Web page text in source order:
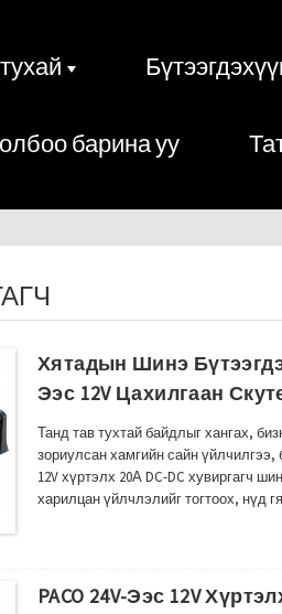
барина уу
Хятадын Шинэ
Ээс 12V Цахилгаан
Танд тав тухтай байдлыг хангах,
зориулсан хамгийн сайн үйлчилгээ,
12V хүртэлх 20А DC-DC хувиргагч
харилцан үйлчлэлийг тогтоох, нүд
бизнесээ өргөжүүлэхийн тулд бид
PACO 24V-Ээс 12V